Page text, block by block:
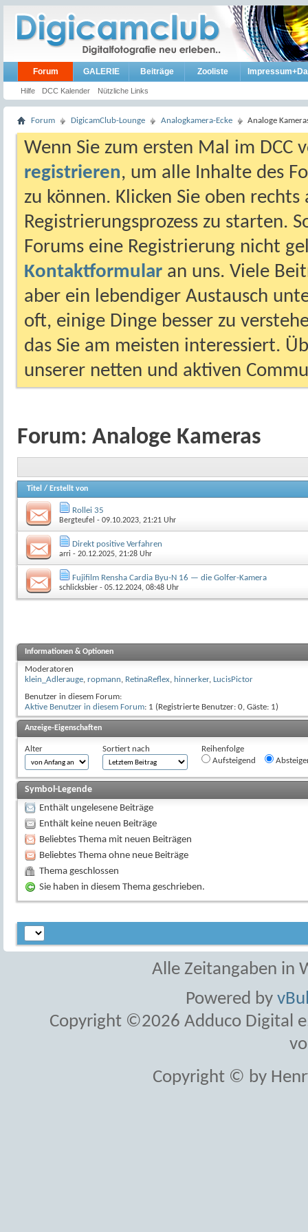
Forum
Hilfe DCC Kalender Nützliche Links
GALERIE Beiträge Zooliste
Forum DigicamClub-Lounge Analogkamera-Ecke Analoge
Wenn Sie zum ersten Mal im DCC
registrieren, um alle Inhalte des
zu können. Klicken Sie oben
Registrierungsprozess zu starten.
Forums eine Registrierung nicht
Kontaktformular an uns. Viele
aber ein lebendiger Austausch
oft, einige Dinge besser zu
das Sie am meisten interessiert.
unserer netten und aktiven
Forum: Analoge Kameras
Titel / Erstellt von
Rollei 35
Bergteufel - 09.10.2023, 21:21 Uhr
Direkt positive Verfahren
arri - 20.12.2025, 21:28 Uhr
Fujifilm Rensha Cardia Byu-N 16 — die Golfer-Kamera
schlicksbier - 05.12.2024, 08:48 Uhr
Informationen & Optionen
Moderatoren
klein_Adlerauge, ropmann, RetinaReflex, hinnerker, LucisPictor
Benutzer in diesem Forum:
Aktive Benutzer in diesem Forum: 1 (Registrierte Benutzer: 0, Gäste: 1)
Anzeige-Eigenschaften
Alter Sortiert nach
Reihenfolge
Aufsteigend
Symbol-Legende
Enthält ungelesene Beiträge
Enthält keine neuen Beiträge
Beliebtes Thema mit neuen Beiträgen
Beliebtes Thema ohne neue Beiträge
Thema geschlossen
Sie haben in diesem Thema geschrieben.
Alle Zeitangaben in
Powered by
Copyright ©2026 Adduco Digital
Copyright © by